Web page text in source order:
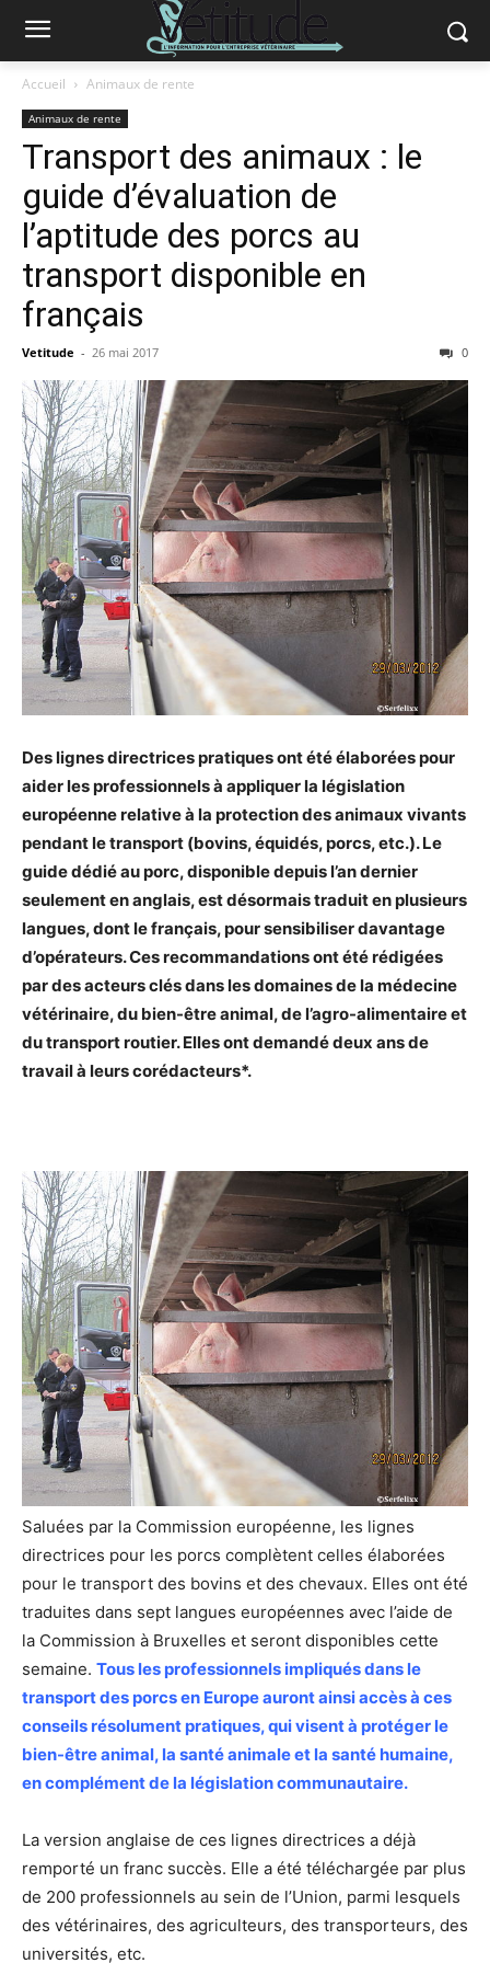
Accueil Animaux de rente
Animaux de rente
Transport des animaux : le
guide d’évaluation de
l’aptitude des porcs au
transport disponible en
français
Vetitude - 26 mai 2017 0
Des lignes directrices pratiques ont été élaborées pour
aider les professionnels à appliquer la législation
européenne relative à la protection des animaux vivants
pendant le transport (bovins, équidés, porcs, etc.). Le
guide dédié au porc, disponible depuis l’an dernier
seulement en anglais, est désormais traduit en plusieurs
langues, dont le français, pour sensibiliser davantage
d’opérateurs. Ces recommandations ont été rédigées
par des acteurs clés dans les domaines de la médecine
vétérinaire, du bien-être animal, de l’agro-alimentaire et
du transport routier. Elles ont demandé deux ans de
travail à leurs corédacteurs*.
Saluées par la Commission européenne, les lignes
directrices pour les porcs complètent celles élaborées
pour le transport des bovins et des chevaux. Elles ont été
traduites dans sept langues européennes avec l’aide de
la Commission à Bruxelles et seront disponibles cette
semaine. Tous les professionnels impliqués dans le
transport des porcs en Europe auront ainsi accès à ces
conseils résolument pratiques, qui visent à protéger le
bien-être animal, la santé animale et la santé humaine,
en complément de la législation communautaire.
La version anglaise de ces lignes directrices a déjà
remporté un franc succès. Elle a été téléchargée par plus
de 200 professionnels au sein de l’Union, parmi lesquels
des vétérinaires, des agriculteurs, des transporteurs, des
universités, etc.